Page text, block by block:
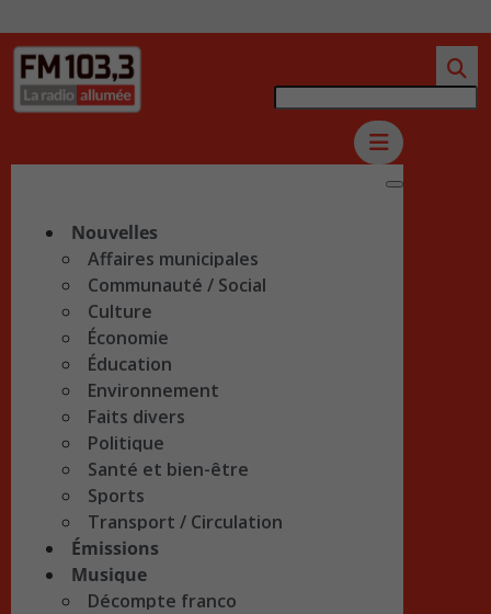
Nouvelles
Affaires municipales
Communauté / Social
Culture
Économie
Éducation
Environnement
Faits divers
Politique
Santé et bien-être
Sports
Transport / Circulation
Émissions
Musique
Décompte franco